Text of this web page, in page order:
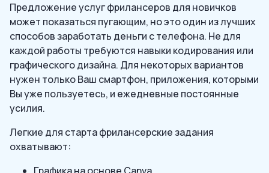
Предложение услуг фрилансеров для новичков
может показаться пугающим, но это один из лучших
способов заработать деньги с телефона. Не для
каждой работы требуются навыки кодирования или
графического дизайна. Для некоторых вариантов
нужен только Ваш смартфон, приложения, которыми
Вы уже пользуетесь, и ежедневные постоянные
усилия.
Легкие для старта фрилансерские задания
охватывают: